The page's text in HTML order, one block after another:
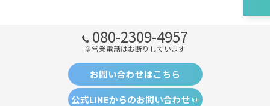
080-2309-4957
※営業電話はお断りしています
お問い合わせはこちら
公式LINEからのお問い合わせ